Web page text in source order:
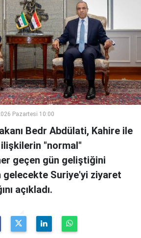
Pazartesi 10:00
Bedr Abdülati, Kahire ile
ilişkilerin "normal"
geçen gün geliştiğini
gelecekte Suriye'yi ziyaret
açıkladı.